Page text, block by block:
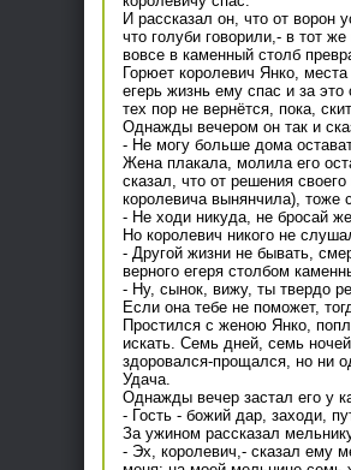
И рассказал он, что от ворон
что голуби говорили,- в тот
вовсе в каменный столб
Горюет королевич Янко,
егерь жизнь ему спас и за
тех пор не вернётся, пока,
Однажды вечером он так и
- Не могу больше дома
Жена плакала, молила его
сказал, что от решения
королевича вынянчила), тоже
- Не ходи никуда, не бросай
Но королевич никого не
- Другой жизни не бывать,
верного егеря столбом
- Ну, сынок, вижу, ты твердо
Если она тебе не поможет,
Простился с женою Янко,
искать. Семь дней, семь
здоровался-прощался, но ни
Удача.
Однажды вечер застал его у
- Гость - божий дар, заходи,
За ужином рассказал
- Эх, королевич,- сказал ему